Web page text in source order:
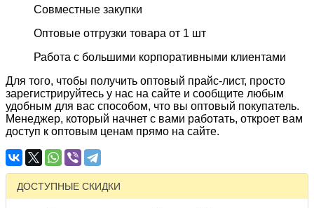
Совместные закупки
Оптовые отгрузки товара от 1 шт
Работа с большими корпоративными клиентами
Для того, чтобы получить оптовый прайс-лист, просто
зарегистрируйтесь у нас на сайте и сообщите любым
удобным для вас способом, что вы оптовый покупатель.
Менеджер, который начнет с вами работать, откроет вам
доступ к оптовым ценам прямо на сайте.
ДОСТУПНЫЕ СКИДКИ